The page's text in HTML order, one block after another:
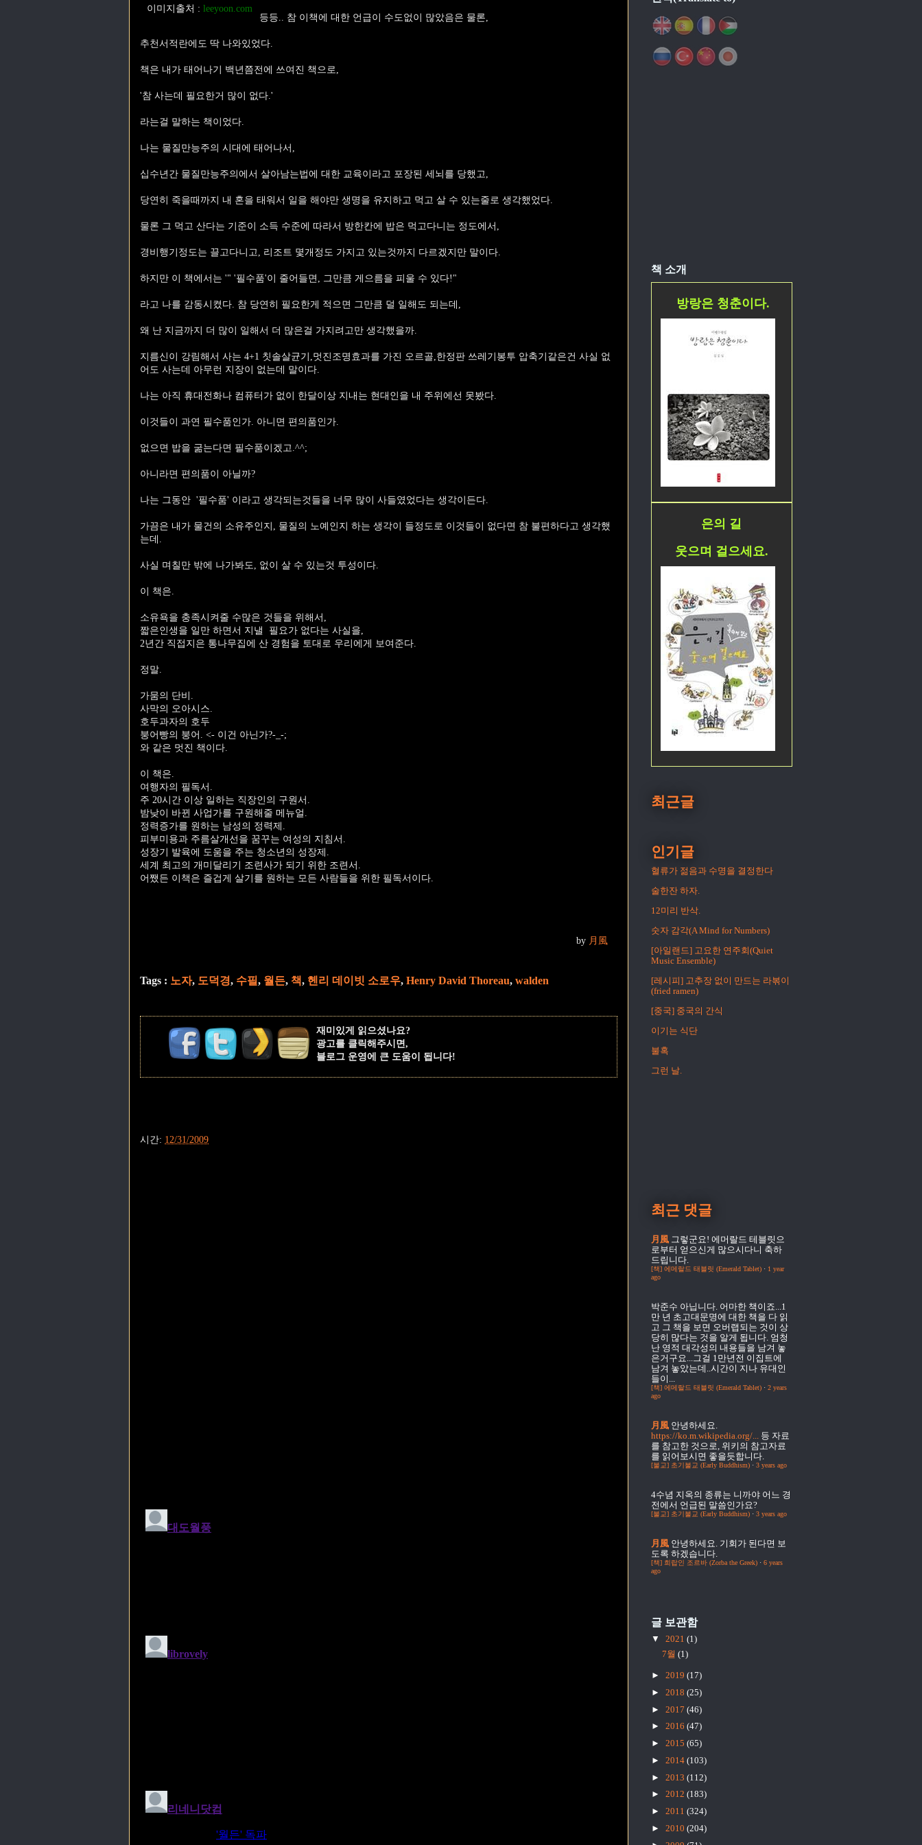
이미지출처 : leeyoon.com
등등.. 참 이책에 대한 언급이 수도없이 많았음은 물론,
추천서적란에도 딱 나와있었다.
책은 내가 태어나기 백년쯤전에 쓰여진 책으로,
'참 사는데 필요한거 많이 없다.'
라는걸 말하는 책이었다.
나는 물질만능주의 시대에 태어나서,
십수년간 물질만능주의에서 살아남는법에 대한 교육이라고 포장된 세뇌를 당했고,
당연히 죽을때까지 내 혼을 태워서 일을 해야만 생명을 유지하고 먹고 살 수 있는줄로 생각했었다.
물론 그 먹고 산다는 기준이 소득 수준에 따라서 방한칸에 밥은 먹고다니는 정도에서,
경비행기정도는 끌고다니고, 리조트 몇개정도 가지고 있는것까지 다르겠지만 말이다.
하지만 이 책에서는 '" '필수품'이 줄어들면, 그만큼 게으름을 피울 수 있다!"
라고 나를 감동시켰다. 참 당연히 필요한게 적으면 그만큼 덜 일해도 되는데,
왜 난 지금까지 더 많이 일해서 더 많은걸 가지려고만 생각했을까.
지름신이 강림해서 사는 4+1 칫솔살균기,멋진조명효과를 가진 오르골,한정판 쓰레기봉투 압축기같은건 사실 없
어도 사는데 아무런 지장이 없는데 말이다.
나는 아직 휴대전화나 컴퓨터가 없이 한달이상 지내는 현대인을 내 주위에선 못봤다.
이것들이 과연 필수품인가. 아니면 편의품인가.
없으면 밥을 굶는다면 필수품이겠고.^^;
아니라면 편의품이 아닐까?
나는 그동안 '필수품' 이라고 생각되는것들을 너무 많이 사들였었다는 생각이든다.
가끔은 내가 물건의 소유주인지, 물질의 노예인지 하는 생각이 들정도로 이것들이 없다면 참 불편하다고 생각했
는데.
사실 며칠만 밖에 나가봐도, 없이 살 수 있는것 투성이다.
이 책은.
소유욕을 충족시켜줄 수많은 것들을 위해서,
짧은인생을 일만 하면서 지낼 필요가 없다는 사실을,
2년간 직접지은 통나무집에 산 경험을 토대로 우리에게 보여준다.
정말.
가뭄의 단비.
사막의 오아시스.
호두과자의 호두
붕어빵의 붕어. <- 이건 아닌가?-_-;
와 같은 멋진 책이다.
이 책은.
여행자의 필독서.
주 20시간 이상 일하는 직장인의 구원서.
밤낮이 바뀐 사업가를 구원해줄 메뉴얼.
정력증가를 원하는 남성의 정력제.
피부미용과 주름살개선을 꿈꾸는 여성의 지침서.
성장기 발육에 도움을 주는 청소년의 성장제.
세계 최고의 개미달리기 조련사가 되기 위한 조련서.
어쨌든 이책은 즐겁게 살기를 원하는 모든 사람들을 위한 필독서이다.
by 月風
Tags : 노자, 도덕경, 수필, 월든, 책, 헨리 데이빗 소로우, Henry David Thoreau, walden
재미있게 읽으셨나요?
광고를 클릭해주시면,
블로그 운영에 큰 도움이 됩니다!
시간: 12/31/2009
책 소개
방랑은 청춘이다.
은의 길
웃으며 걸으세요.
최근글
인기글
혈류가 젊음과 수명을 결정한다
술한잔 하자.
12미리 반삭.
숫자 감각(A Mind for Numbers)
[아일랜드] 고요한 연주회(Quiet
Music Ensemble)
[레시피] 고추장 없이 만드는 라볶이
(fried ramen)
[중국] 중국의 간식
이기는 식단
불혹
그런 날.
최근 댓글
月風 그렇군요! 에머랄드 테블릿으
로부터 얻으신게 많으시다니 축하
드립니다.
[책] 에메랄드 태블릿 (Emerald Tablet) · 1 year
ago
박준수 아닙니다. 어마한 책이죠...1
만 년 초고대문명에 대한 책을 다 읽
고 그 책을 보면 오버랩되는 것이 상
당히 많다는 것을 알게 됩니다. 엄청
난 영적 대각성의 내용들을 남겨 놓
은거구요...그걸 1만년전 이집트에
남겨 놓았는데..시간이 지나 유대인
들이...
[책] 에메랄드 태블릿 (Emerald Tablet) · 2 years
ago
月風 안녕하세요.
https://ko.m.wikipedia.org/... 등 자료
를 참고한 것으로, 위키의 참고자료
를 읽어보시면 좋을듯합니다.
[불교] 초기불교 (Early Buddhism) · 3 years ago
4수념 지옥의 종류는 니까야 어느 경
전에서 언급된 말씀인가요?
[불교] 초기불교 (Early Buddhism) · 3 years ago
月風 안녕하세요. 기회가 된다면 보
도록 하겠습니다.
[책] 희랍인 조르바 (Zorba the Greek) · 6 years
ago
글 보관함
▼ 2021 (1)
7월 (1)
► 2019 (17)
► 2018 (25)
► 2017 (46)
► 2016 (47)
► 2015 (65)
► 2014 (103)
► 2013 (112)
► 2012 (183)
► 2011 (324)
► 2010 (204)